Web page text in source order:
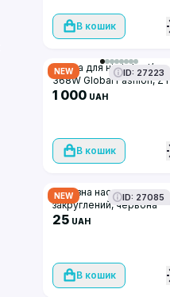
В кошик
NEW ID: 27223
Лампа для нігтів Led/uv
368W Global Fashion,
D14, white
1 000 UAH
В кошик
NEW ID: 27085
Алмазна насадка конус
закруглений, червона
насічка, 856/198/030R
25 UAH
В кошик